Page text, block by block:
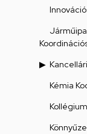
Kémia